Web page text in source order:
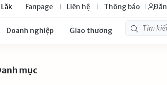
Fanpage Liên hệ Thông báo
Doanh nghiệp Giao thương
mục